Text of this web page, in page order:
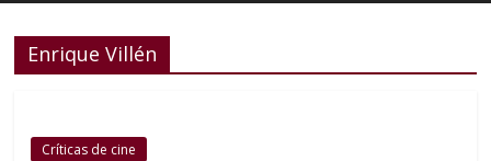
Enrique Villén
Críticas de cine